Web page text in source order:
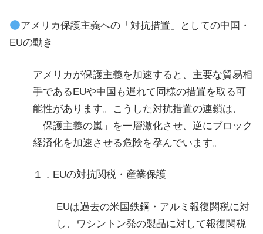
アメリカ保護主義への「対抗措置」としての中国・
EUの動き
アメリカが保護主義を加速すると、主要な貿易相
手であるEUや中国も遅れて同様の措置を取る可
能性があります。こうした対抗措置の連鎖は、
「保護主義の嵐」を一層激化させ、逆にブロック
経済化を加速させる危険を孕んでいます。
１．EUの対抗関税・産業保護
EUは過去の米国鉄鋼・アルミ報復関税に対
し、ワシントン発の製品に対して報復関税